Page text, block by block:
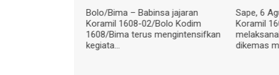
Bolo/Bima – Babinsa jajaran
Koramil 1608-02/Bolo Kodim
1608/Bima terus mengintensifkan
kegiata...
Sape, 6
Koramil
dikemas